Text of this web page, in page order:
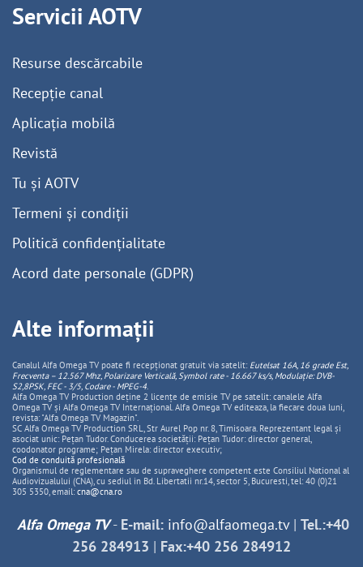
Servicii AOTV
Resurse descărcabile
Recepție canal
Aplicația mobilă
Revistă
Tu și AOTV
Termeni și condiții
Politică confidențialitate
Acord date personale (GDPR)
Alte informații
Canalul Alfa Omega TV poate fi recepționat gratuit via satelit: Eutelsat 16A, 16 grade Est,
Frecventa – 12.567 Mhz, PolarizareVerticală, Symbol rate - 16.667 ks/s, Modulație: DVB-
S2,8PSK, FEC - 3/5, Codare - MPEG-4.
Alfa Omega TV Production deține 2 licențe de emisie TV pe satelit: canalele Alfa
Omega TV și Alfa Omega TV Internațional. Alfa Omega TV editeaza, la fiecare doua luni,
revista: "Alfa Omega TV Magazin".
SC Alfa Omega TV Production SRL, Str Aurel Pop nr. 8, Timisoara. Reprezentant legal și
asociat unic: Pețan Tudor. Conducerea societății: Pețan Tudor: director general,
coodonator programe; Pețan Mirela: director executiv;
Cod de conduită profesională
Organismul de reglementare sau de supraveghere competent este Consiliul National al
Audiovizualului (CNA), cu sediul in Bd. Libertatii nr.14, sector 5, Bucuresti, tel: 40 (0)21
305 5350, email: cna@cna.ro
Alfa Omega TV- E-mail: info@alfaomega.tv| Tel.:+40
256 284913 | Fax:+40 256 284912